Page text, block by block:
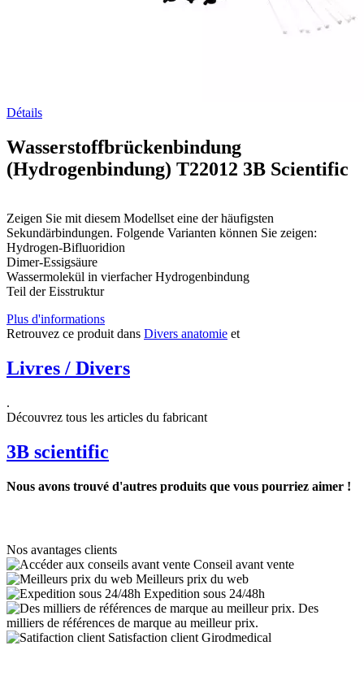
Détails
Wasserstoffbrückenbindung
(Hydrogenbindung) T22012 3B Scientific
Zeigen Sie mit diesem Modellset eine der häufigsten
Sekundärbindungen. Folgende Varianten können Sie zeigen:
Hydrogen-Bifluoridion
Dimer-Essigsäure
Wassermolekül in vierfacher Hydrogenbindung
Teil der Eisstruktur
Plus d'informations
Retrouvez ce produit dans Divers anatomie et
Livres / Divers
.
Découvrez tous les articles du fabricant
3B scientific
Nous avons trouvé d'autres produits que vous pourriez aimer !
Nos avantages clients
Conseil avant vente
Meilleurs prix du web
Expedition sous 24/48h
Des
milliers de références de marque au meilleur prix.
Satisfaction client Girodmedical